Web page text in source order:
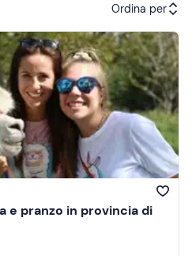
Ordina per
Attività consigliate
Prezzo (crescente)
Prezzo (decrescente)
Recensioni
e pranzo in provincia di